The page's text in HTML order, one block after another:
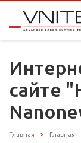
сайте
Главная Главная